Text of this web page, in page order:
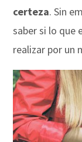
certeza. Sin
saber si lo que
realizar por un